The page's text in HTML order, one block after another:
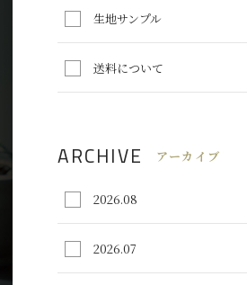
生地サンプル
送料について
ARCHIVE アーカイブ
2026.08
2026.07